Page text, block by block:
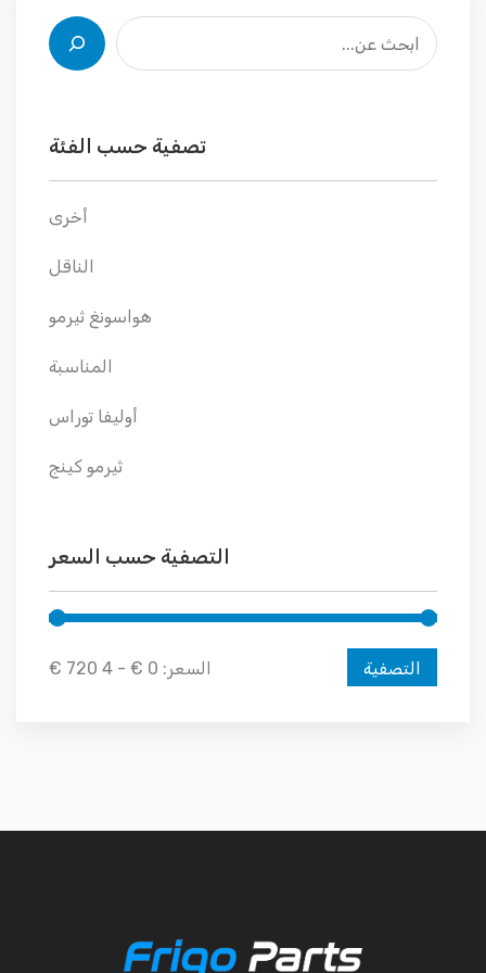
تصفية حسب الفئة
أخرى
الناقل
هواسونغ ثيرمو
المناسبة
أوليفا توراس
ثيرمو كينج
التصفية حسب السعر
الحد الأدنى للسعر
الحد الأقصى للسعر
التصفية السعر: 0 €
-
4 720 €